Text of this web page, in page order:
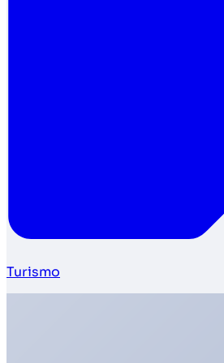
Turismo